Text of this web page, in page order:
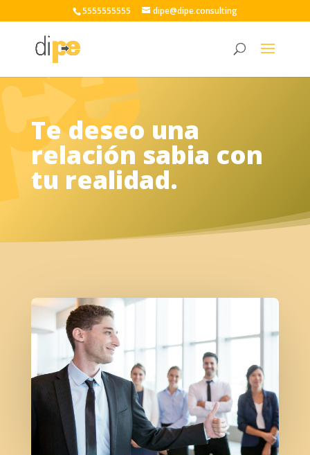
5555555555 dipe@dipe.consulting
Te deseo una
relación sabia con
tu realidad.